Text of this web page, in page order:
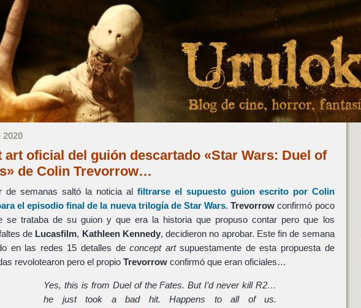
2020
art oficial del guión descartado «Star Wars: Duel of
de Colin Trevorrow…
de semanas saltó la noticia al filtrarse el supuesto guion escrito por Colin
el episodio final de la nueva trilogía de Star Wars.Trevorrow confirmó poco
se trataba de su guion y que era la historia que propuso contar pero que los
de Lucasfilm, Kathleen Kennedy, decidieron no aprobar. Este fin de semana
en las redes 15 detalles deconcept artsupuestamente de esta propuesta de
revolotearon pero el propio Trevorrowconfirmó que eran oficiales…
Yes, this is from Duel of the Fates. But I’d never kill R2…
he just took a bad hit. Happens to all of us.